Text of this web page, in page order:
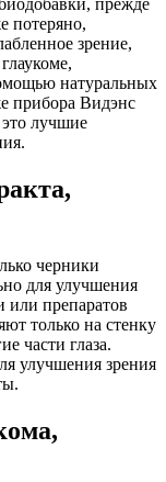
потеряно,
зрение,
натуральных
прибора Видэнс
лучшие
черники
для улучшения
или препаратов
только на стенку
части глаза.
улучшения зрения